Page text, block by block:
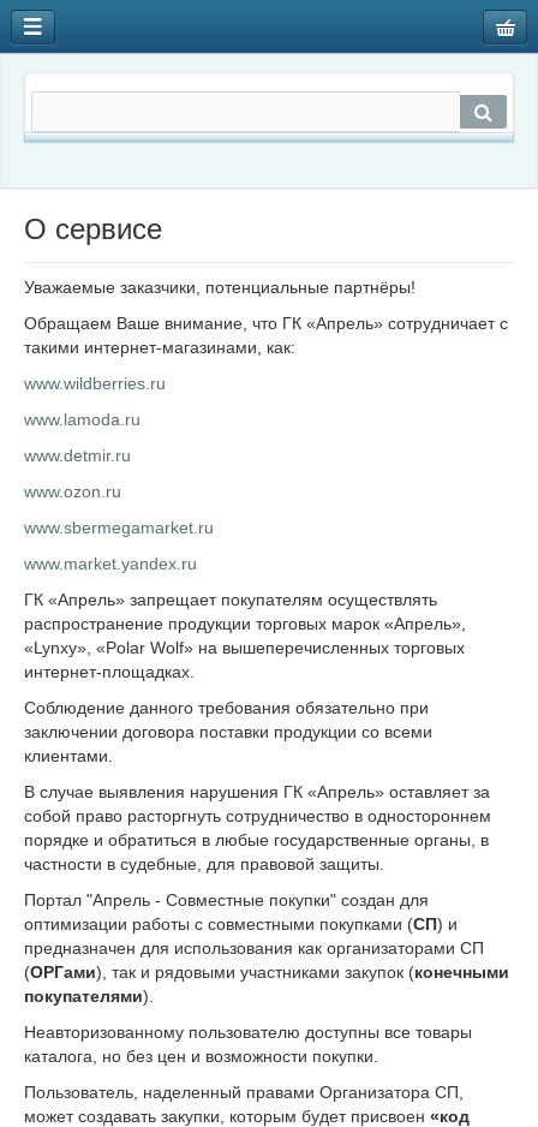
О сервисе
Уважаемые заказчики, потенциальные партнёры!
Обращаем Ваше внимание, что ГК «Апрель» сотрудничает с
такими интернет-магазинами, как:
www.wildberries.ru
www.lamoda.ru
www.detmir.ru
www.ozon.ru
www.sbermegamarket.ru
www.market.yandex.ru
ГК «Апрель» запрещает покупателям осуществлять
распространение продукции торговых марок «Апрель»,
«Lynxy», «Polar Wolf» на вышеперечисленных торговых
интернет-площадках.
Соблюдение данного требования обязательно при
заключении договора поставки продукции со всеми
клиентами.
В случае выявления нарушения ГК «Апрель» оставляет за
собой право расторгнуть сотрудничество в одностороннем
порядке и обратиться в любые государственные органы, в
частности в судебные, для правовой защиты.
Портал "Апрель - Совместные покупки" создан для
оптимизации работы с совместными покупками (СП) и
предназначен для использования как организаторами СП
(ОРГами), так и рядовыми участниками закупок (конечными
покупателями).
Неавторизованному пользователю доступны все товары
каталога, но без цен и возможности покупки.
Пользователь, наделенный правами Организатора СП,
может создавать закупки, которым будет присвоен «код